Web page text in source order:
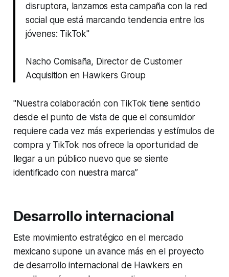
disruptora, lanzamos esta campaña con la red
social que está marcando tendencia entre los
jóvenes: TikTok"
Nacho Comisaña, Director de Customer
Acquisition en Hawkers Group
"Nuestra colaboración con TikTok tiene sentido
desde el punto de vista de que el consumidor
requiere cada vez más experiencias y estímulos de
compra y TikTok nos ofrece la oportunidad de
llegar a un público nuevo que se siente
identificado con nuestra marca”
Desarrollo internacional
Este movimiento estratégico en el mercado
mexicano supone un avance más en el proyecto
de desarrollo internacional de Hawkers en